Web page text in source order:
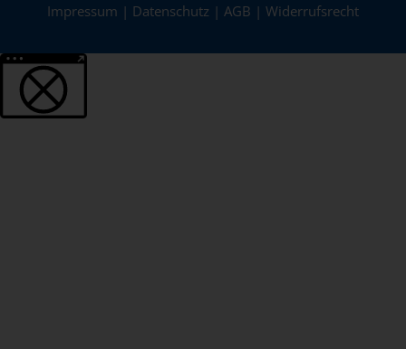
Impressum | Datenschutz | AGB | Widerrufsrecht
Weitere Informationen über den gesperrten Inhalt.